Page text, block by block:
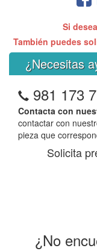
Si
También puedes
¿Necesitas
981 173
Contacta con
contactar con
pieza que
Solicita
¿No